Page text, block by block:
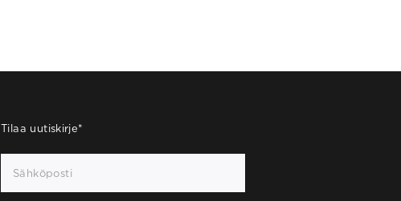
Tilaa uutiskirje*